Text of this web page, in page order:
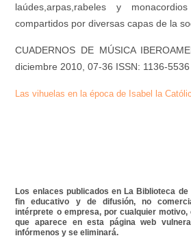
laúdes,arpas,rabeles y
compartidos por diversas capas de la
CUADERNOS DE MÚSICA
diciembre 2010, 07-36 ISSN: 1136-5536
Las vihuelas en la época de Isabel la
Los enlaces publicados en La Biblioteca
fin educativo y de difusión, no
intérprete o empresa, por cualquier
que aparece en esta página web
infórmenos y se eliminará.